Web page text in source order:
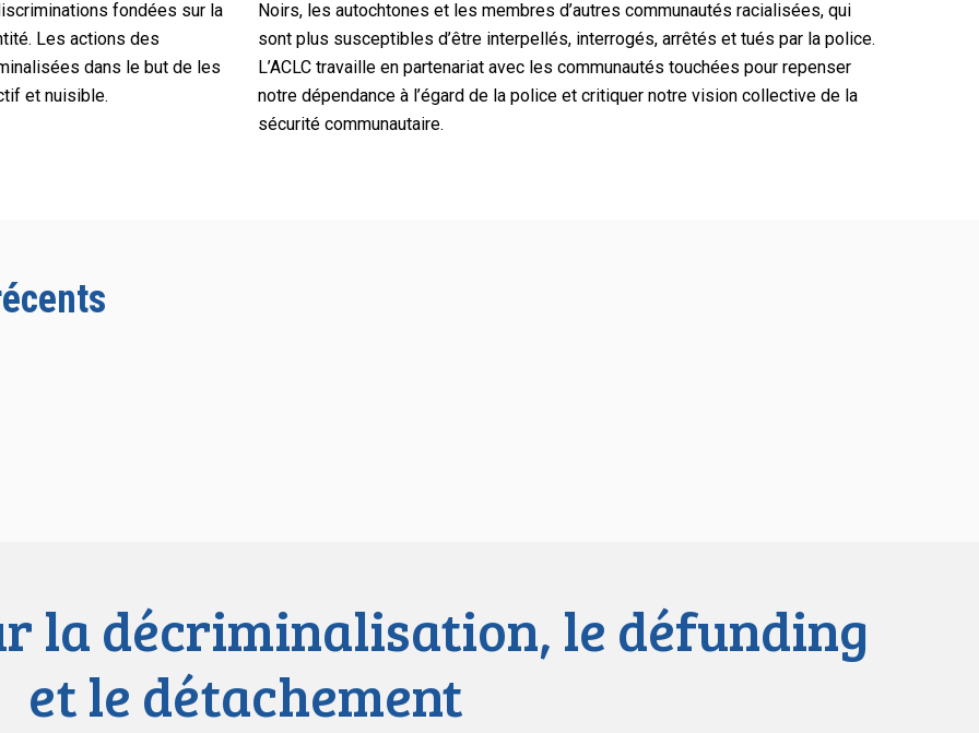
fondées sur la
Les actions des
dans le but de les
et nuisible.
Noirs, les autochtones et les membres d’autres communautés racialisées, qui
sont plus susceptibles d’être interpellés, interrogés, arrêtés et tués par la police.
L’ACLC travaille en partenariat avec les communautés touchées pour repenser
notre dépendance à l’égard de la police et critiquer notre vision collective de la
sécurité communautaire.
la décriminalisation, le défunding
et le détachement